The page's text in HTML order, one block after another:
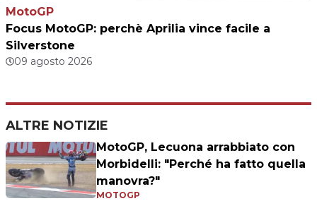
MotoGP
Focus MotoGP: perchè Aprilia vince facile a
Silverstone
09 agosto 2026
ALTRE NOTIZIE
MotoGP, Lecuona arrabbiato con
Morbidelli: "Perché ha fatto quella
manovra?"
MOTOGP